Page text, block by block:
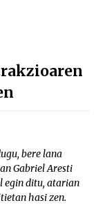
bere lana
Gabriel Aresti
egin ditu, atarian
hasi zen.